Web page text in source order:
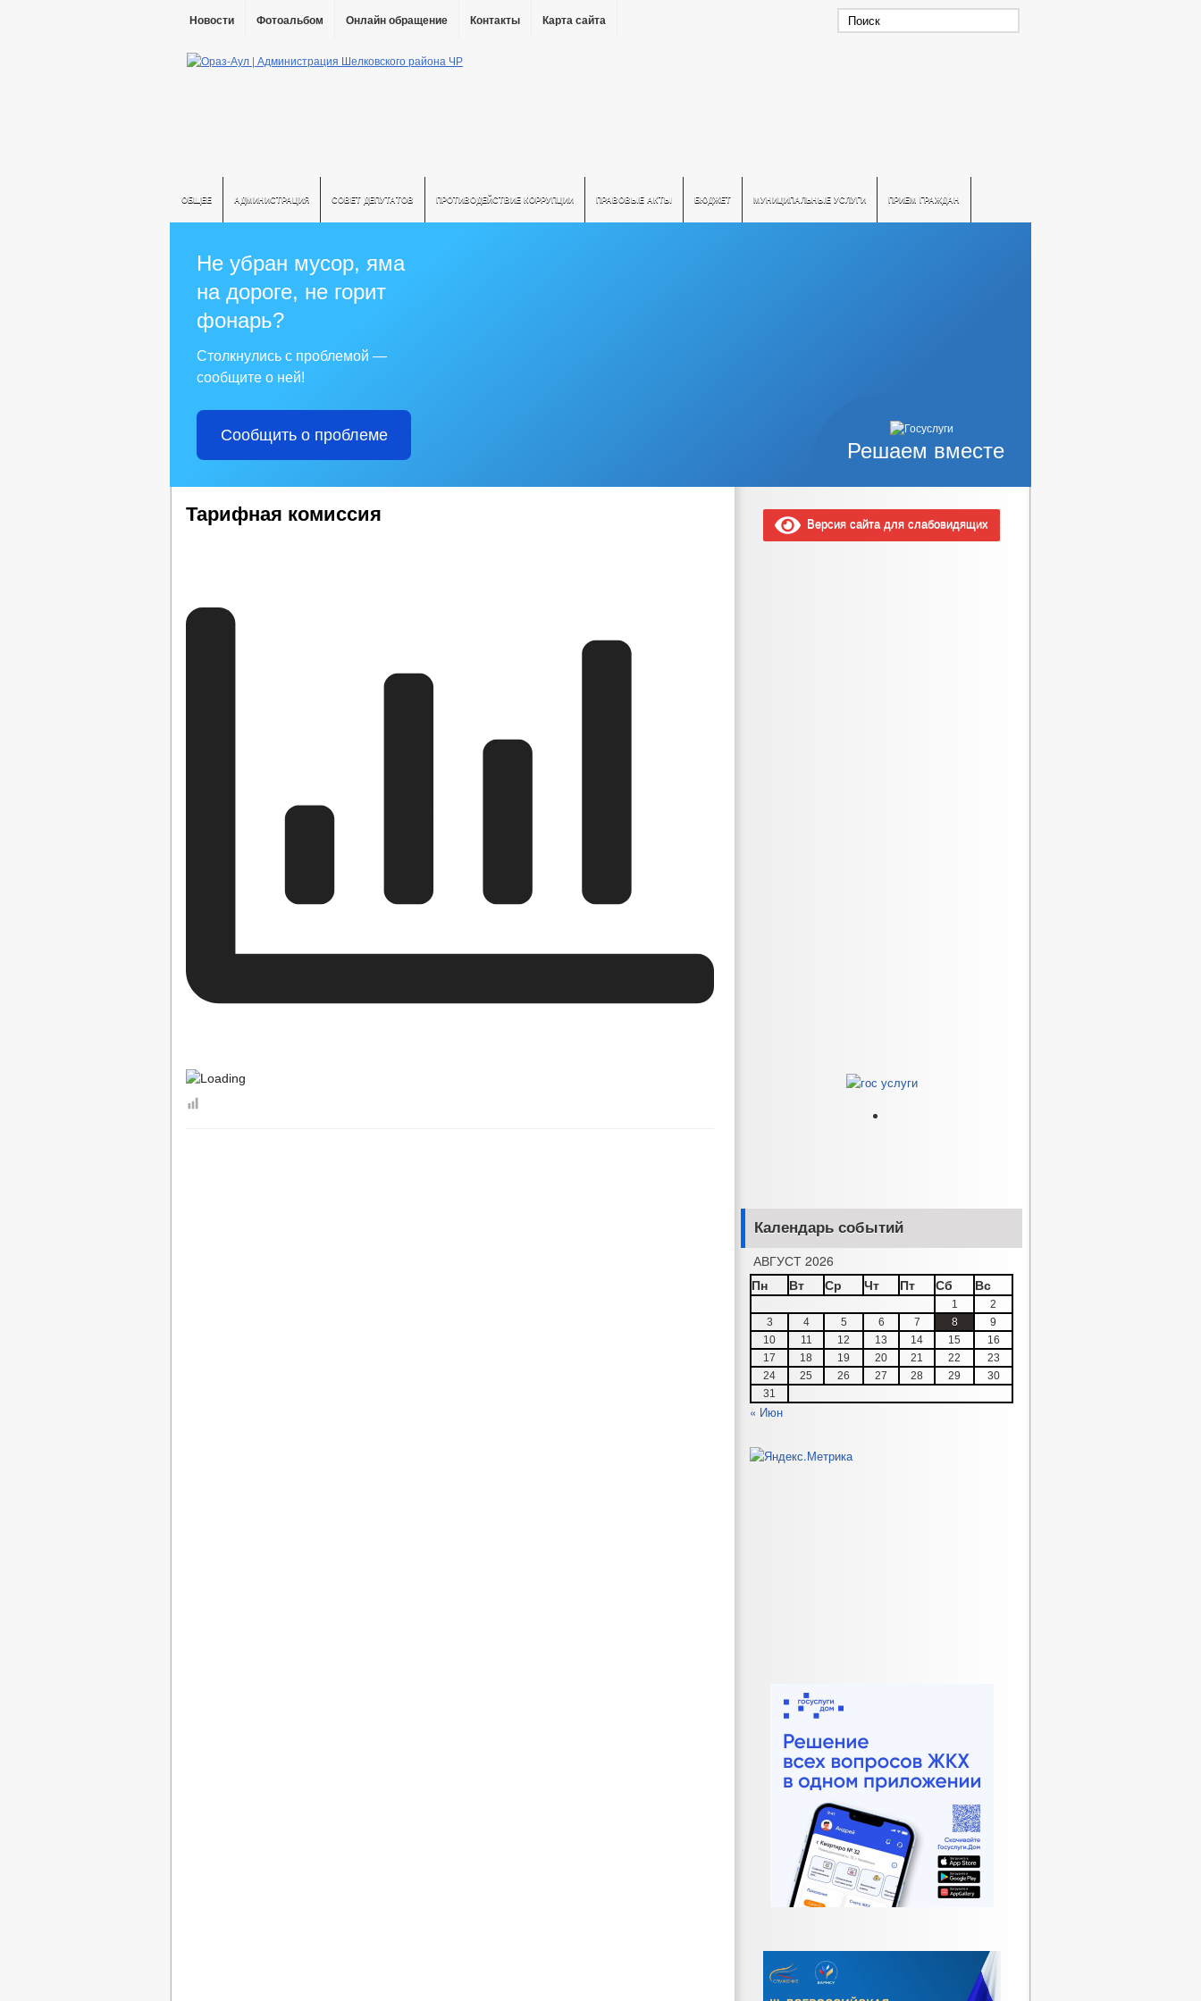
Новости Фотоальбом Онлайн обращение Контакты Карта сайта
ОБЩЕЕ АДМИНИСТРАЦИЯ СОВЕТ ДЕПУТАТОВ ПРОТИВОДЕЙСТВИЕ КОРРУПЦИИ ПРАВОВЫЕ АКТЫ БЮДЖЕТ МУНИЦИПАЛЬНЫЕ УСЛУГИ ПРИЕМ ГРАЖДАН
Решаем вместе
Не убран мусор, яма
на дороге, не горит
фонарь?
Столкнулись с проблемой —
сообщите о ней!
Сообщить о проблеме
Тарифная комиссия Версия сайта для слабовидящих
Календарь событий
АВГУСТ 2026
Пн
Вт Ср Чт Пт Сб Вс
1
2
3
4 5 6 7 8
9
10
11 12 13 14 15
16
17
18 19 20 21 22
23
24
25 26 27 28 29
30
31
« Июн